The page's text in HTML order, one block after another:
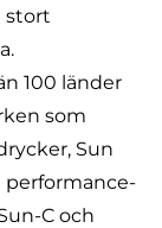
stort
100 länder
som
Sun
performance-
C och